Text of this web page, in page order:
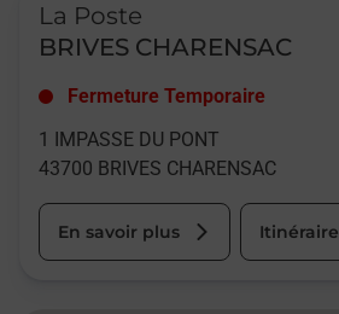
La Poste
BRIVES CHARENSAC
Fermeture Temporaire
1 IMPASSE DU PONT
43700 BRIVES CHARENSAC
En savoir plus Itinéraire